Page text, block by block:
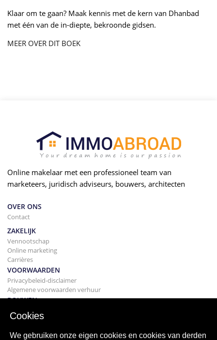
Klaar om te gaan? Maak kennis met de kern van Dhanbad
met één van de in-diepte, bekroonde gidsen.
MEER OVER DIT BOEK
Online makelaar met een professioneel team van
marketeers, juridisch adviseurs, bouwers, architecten
OVER ONS
Contact
ZAKELIJK
Vennootschap
Online marketing
Carrières
VOORWAARDEN
Privacybeleid-disclaimer
Algemene voorwaarden verhuur
BOUWEN
Projecten
Uw huis kopen
Cookies
We gebruiken onze eigen cookies en cookies van derden